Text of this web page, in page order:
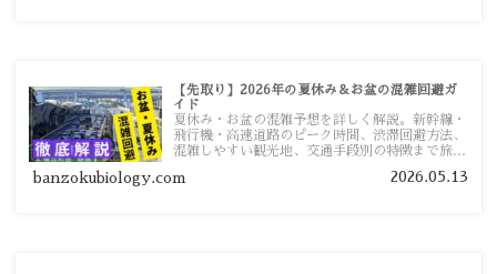
【先取り】2026年の夏休み＆お盆の混雑回避ガ
イド
夏休み・お盆の混雑予想を詳しく解説。新幹線・
飛行機・高速道路のピーク時間、渋滞回避方法、
混雑しやすい観光地、交通手段別の特徴まで旅行
banzokubiology.com 2026.05.13